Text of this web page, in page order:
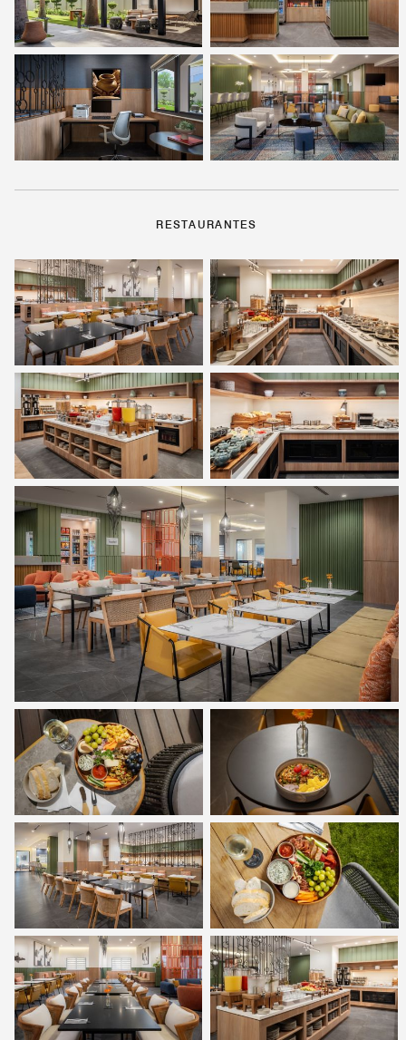
RESTAURANTES